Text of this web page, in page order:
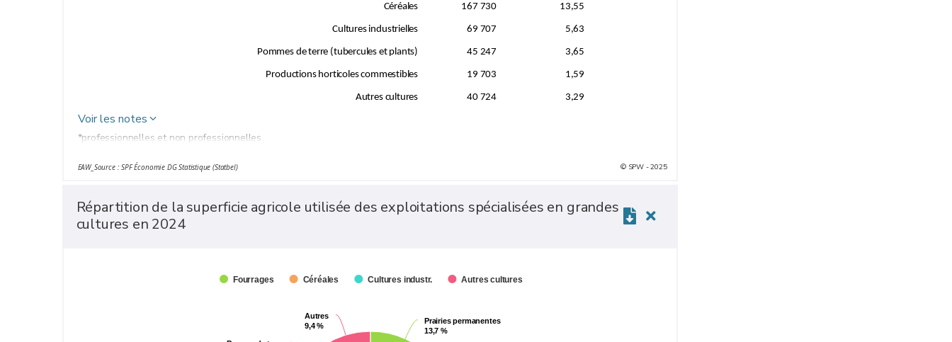
Céréales 167 730 13,55
Cultures industrielles 69 707 5,63
Pommes de terre (tubercules et plants) 45 247 3,65
Productions horticoles commestibles 19 703 1,59
Autres cultures 40 724 3,29
Voir les notes
*professionnelles et non professionnelles
EAW_Source : SPF Économie DG Statistique (Statbel) © SPW - 2025
Répartition de la superficie agricole utilisée des exploitations spécialisées en grandes
cultures en 2024
Prairies permanentes
13,7 %
Prairies permanentes
13,7 %
Autres
9,4 %
Autres
9,4 %
Fourrages Céréales Cultures industr. Autres cultures